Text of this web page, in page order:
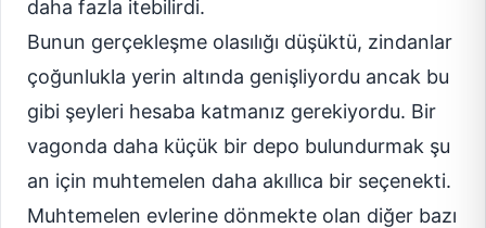
daha fazla itebilirdi.
Bunun gerçekleşme olasılığı düşüktü, zindanlar
çoğunlukla yerin altında genişliyordu ancak bu
gibi şeyleri hesaba katmanız gerekiyordu. Bir
vagonda daha küçük bir depo bulundurmak şu
an için muhtemelen daha akıllıca bir seçenekti.
Muhtemelen evlerine dönmekte olan diğer bazı